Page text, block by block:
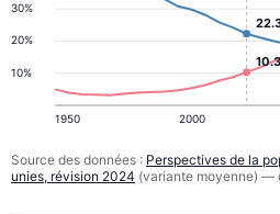
10%
20%
30%
1950 2000
Source des données : Perspectives de la
unies, révision 2024 (variante moyenne) —